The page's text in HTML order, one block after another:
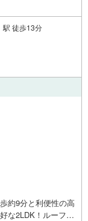
（1）住宅ローンに
あります！（2）施
ります！（3）定休
駅 徒歩13分
約9分と利便性の高
な2LDK！ルーフバ